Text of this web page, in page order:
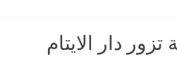
تزور دار الايتام